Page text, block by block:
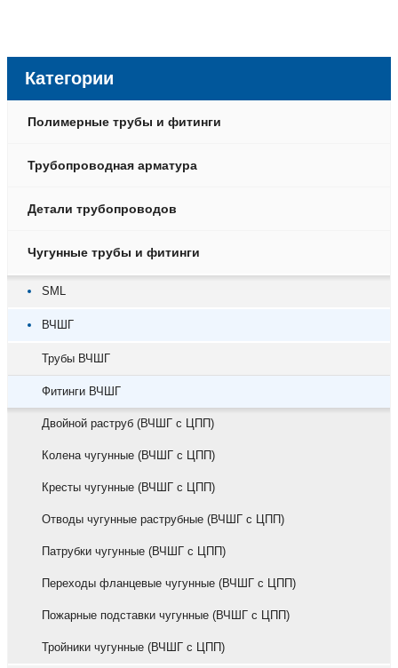
Категории
Полимерные трубы и фитинги
Трубопроводная арматура
Детали трубопроводов
Чугунные трубы и фитинги
SML
ВЧШГ
Трубы ВЧШГ
Фитинги ВЧШГ
Двойной раструб (ВЧШГ с ЦПП)
Колена чугунные (ВЧШГ с ЦПП)
Кресты чугунные (ВЧШГ с ЦПП)
Отводы чугунные раструбные (ВЧШГ с ЦПП)
Патрубки чугунные (ВЧШГ с ЦПП)
Переходы фланцевые чугунные (ВЧШГ с ЦПП)
Пожарные подставки чугунные (ВЧШГ с ЦПП)
Тройники чугунные (ВЧШГ с ЦПП)